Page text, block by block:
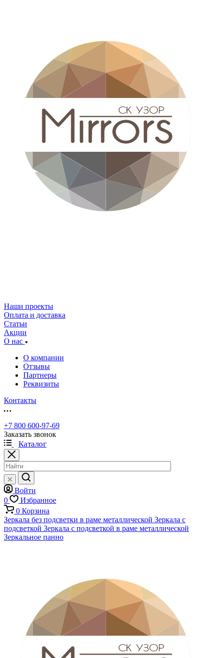
Наши проекты
Оплата и доставка
Статьи
Акции
О нас
О компании
Отзывы
Партнеры
Реквизиты
Контакты
+7 800 600-97-69
Заказать звонок
Каталог
Войти
0
Избранное
0 Корзина
Зеркала без подсветки в раме металлической Зеркала с
подсветкой Зеркала с подсветкой в раме металлической
Зеркальное панно